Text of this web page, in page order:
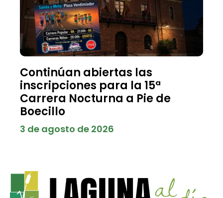
Continúan abiertas las
inscripciones para la 15ª
Carrera Nocturna a Pie de
Boecillo
3 de agosto de 2026